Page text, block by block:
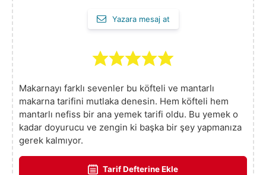
Yazara mesaj at
Makarnayı farklı sevenler bu köfteli ve mantarlı
makarna tarifini mutlaka denesin. Hem köfteli hem
mantarlı nefiss bir ana yemek tarifi oldu. Bu yemek o
kadar doyurucu ve zengin ki başka bir şey yapmanıza
gerek kalmıyor.
Tarif Defterine Ekle